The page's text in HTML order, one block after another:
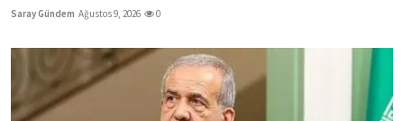
Saray Gündem Ağustos 9, 2026 0